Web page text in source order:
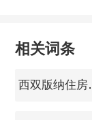
改造升级，
职...
相关词条
西双